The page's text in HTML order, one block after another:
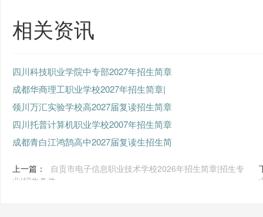
相关资讯
四川科技职业学院中专部2027年招生简章
成都华商理工职业学校2027年招生简章|
领川万汇实验学校高2027届复读招生简章
四川托普计算机职业学校2007年招生简章
成都青白江鸿鹄高中2027届复读生招生简
上一篇：
自贡市电子信息职业技术学校2026年招生简章|招生专
业|招生条件